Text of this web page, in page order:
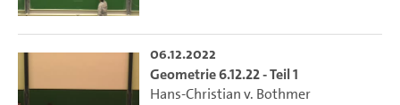
06.12.2022
Geometrie 6.12.22 - Teil 1
Hans-Christian v. Bothmer